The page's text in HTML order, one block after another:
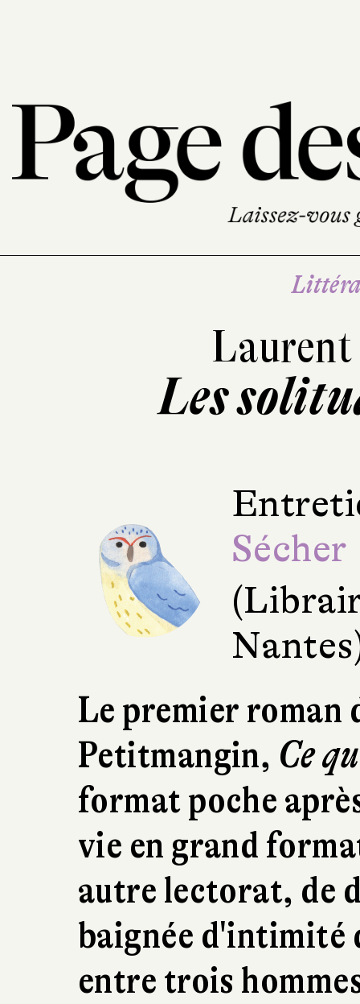
Les
Sécher
Le premier roman
Petitmangin, Ce
format poche
vie en grand
autre lectorat, de
baignée d'intimité
entre trois